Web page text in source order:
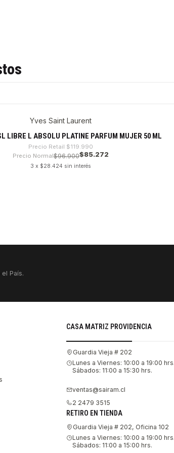
Yves Saint Laurent
LIBRE L ABSOLU PLATINE PARFUM MUJER 50 ML
Precio Retail $119.990
Precio Normal$96.900$85.272
3 x $28.424 sin interés
País.
CASA MATRIZ PROVIDENCIA
Guardia Vieja # 202
Lunes a Viernes: 10:00 a 19:00 hrs.
Sábados: 11:00 a 15:30 hrs.
ventas@sairam.cl
2 2479 3515
RETIRO EN TIENDA
Guardia Vieja # 202, Oficina 102
Lunes a Viernes: 10:00 a 19:00 hrs.
Sábados: 11:00 a 15:00 hrs.